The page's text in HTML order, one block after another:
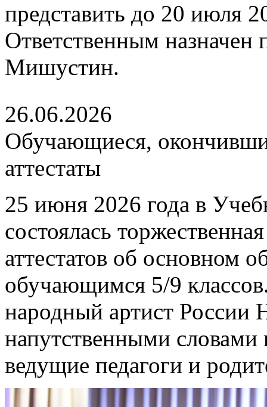
представить до 20 июля
Ответственным
Мишустин.
26.06.2026
Обучающиеся,
аттестаты
25 июня 2026 года в
состоялась
аттестатов об основном
обучающимся 5/9
народный артист России
напутственными
ведущие педагоги и